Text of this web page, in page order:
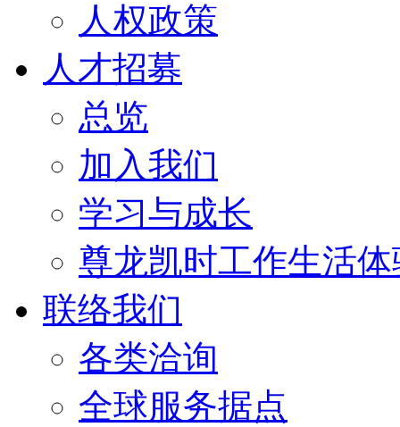
人权政策
人才招募
总览
加入我们
学习与成长
尊龙凯时工作生活体
联络我们
各类洽询
全球服务据点